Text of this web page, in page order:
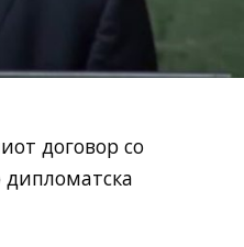
договор со